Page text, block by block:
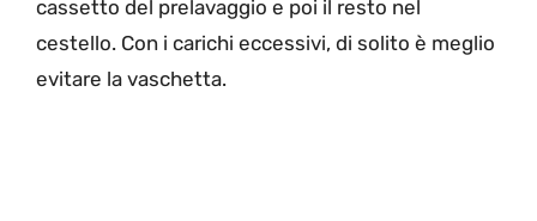
cassetto del prelavaggio e poi il resto nel
cestello. Con i carichi eccessivi, di solito è meglio
evitare la vaschetta.